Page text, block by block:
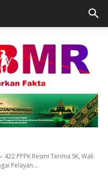
422 PPPK Resmi Terima SK, Wali
Pelayan...